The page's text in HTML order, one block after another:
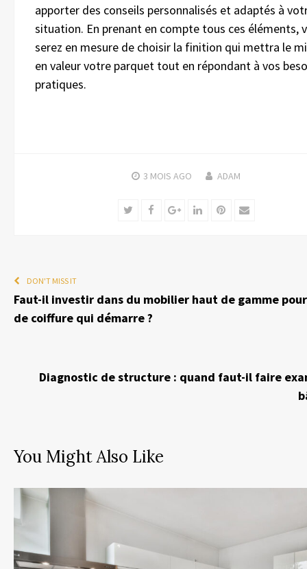
apporter des conseils personnalisés et adaptés à
situation. En prenant en compte tous ces éléments,
serez en mesure de choisir la finition qui mettra le
en valeur votre parquet tout en répondant à vos
pratiques.
3 MOIS AGO ADAM
TwitterFacebookGoogle+LinkedInPinterest
Email
DON'T MISS IT
Faut-il investir dans du mobilier haut de gamme
de coiffure qui démarre ?
Diagnostic de structure : quand faut-il faire
You Might Also Like